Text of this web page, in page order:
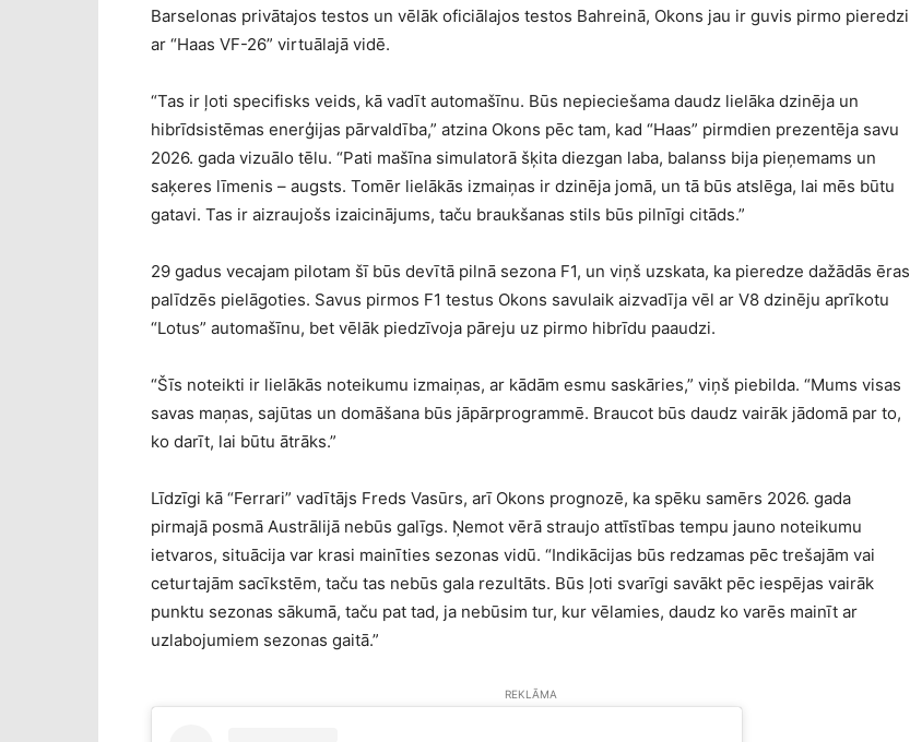
Barselonas privātajos testos un vēlāk oficiālajos testos Bahreinā, Okons jau ir guvis pirmo pieredzi
ar “Haas VF-26” virtuālajā vidē.
“Tas ir ļoti specifisks veids, kā vadīt automašīnu. Būs nepieciešama daudz lielāka dzinēja un
hibrīdsistēmas enerģijas pārvaldība,” atzina Okons pēc tam, kad “Haas” pirmdien prezentēja savu
2026. gada vizuālo tēlu. “Pati mašīna simulatorā šķita diezgan laba, balanss bija pieņemams un
saķeres līmenis – augsts. Tomēr lielākās izmaiņas ir dzinēja jomā, un tā būs atslēga, lai mēs būtu
gatavi. Tas ir aizraujošs izaicinājums, taču braukšanas stils būs pilnīgi citāds.”
29 gadus vecajam pilotam šī būs devītā pilnā sezona F1, un viņš uzskata, ka pieredze dažādās ēras
palīdzēs pielāgoties. Savus pirmos F1 testus Okons savulaik aizvadīja vēl ar V8 dzinēju aprīkotu
“Lotus” automašīnu, bet vēlāk piedzīvoja pāreju uz pirmo hibrīdu paaudzi.
“Šīs noteikti ir lielākās noteikumu izmaiņas, ar kādām esmu saskāries,” viņš piebilda. “Mums visas
savas maņas, sajūtas un domāšana būs jāpārprogrammē. Braucot būs daudz vairāk jādomā par to,
ko darīt, lai būtu ātrāks.”
Līdzīgi kā “Ferrari” vadītājs Freds Vasūrs, arī Okons prognozē, ka spēku samērs 2026. gada
pirmajā posmā Austrālijā nebūs galīgs. Ņemot vērā straujo attīstības tempu jauno noteikumu
ietvaros, situācija var krasi mainīties sezonas vidū. “Indikācijas būs redzamas pēc trešajām vai
ceturtajām sacīkstēm, taču tas nebūs gala rezultāts. Būs ļoti svarīgi savākt pēc iespējas vairāk
punktu sezonas sākumā, taču pat tad, ja nebūsim tur, kur vēlamies, daudz ko varēs mainīt ar
uzlabojumiem sezonas gaitā.”
REKLĀMA